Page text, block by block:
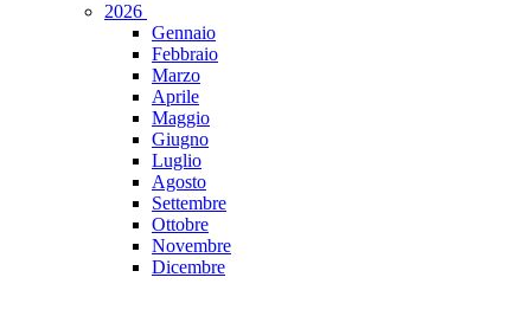
2026
Gennaio
Febbraio
Marzo
Aprile
Maggio
Giugno
Luglio
Agosto
Settembre
Ottobre
Novembre
Dicembre